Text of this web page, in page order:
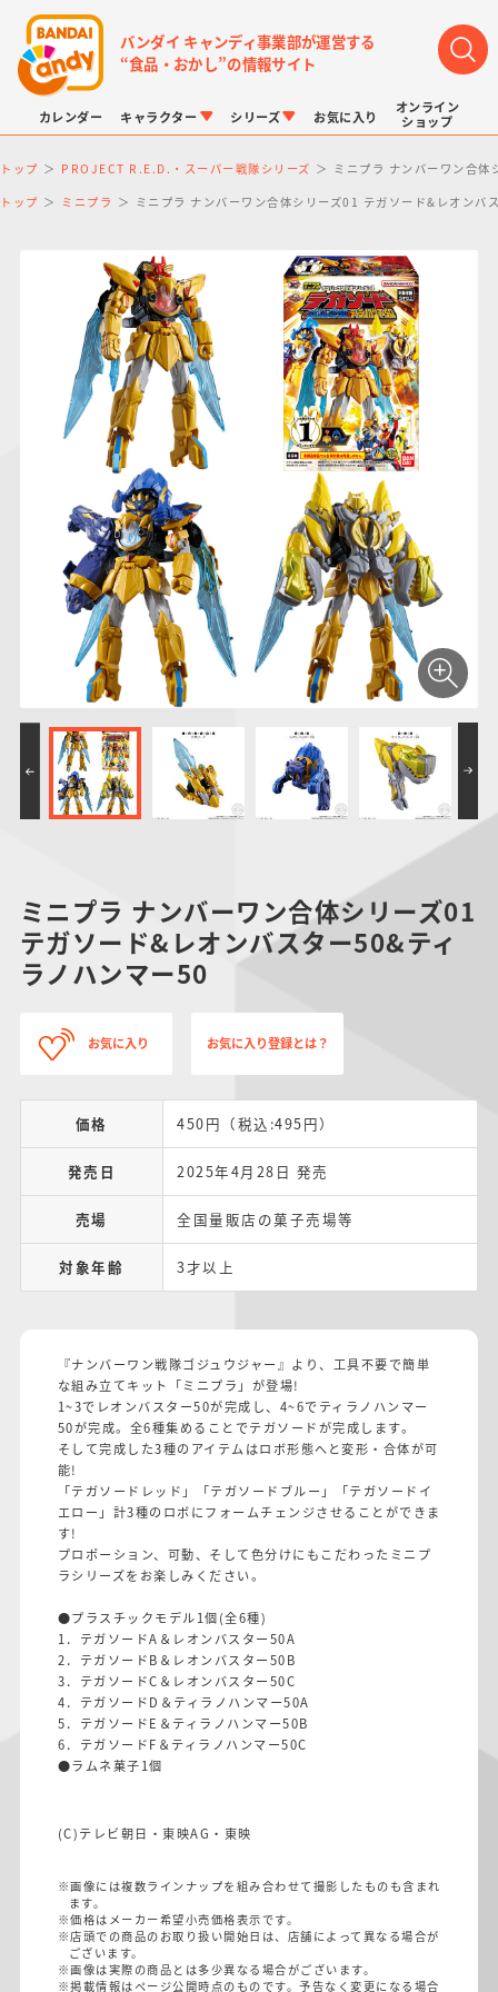
バンダイ キャンディ事業部が運営する
“食品・おかし”の情報サイト
カレンダー キャラクター
LINK TRAVELERS
仮面ライダーシリー
ズ
PROJECT R.E.D.・
スーパー戦隊シリー
ズ
プリキュアシリーズ
ガンダムシリーズ
ポケットモンスター
ドラゴンボール
アンパンマン
サンリオキャラクタ
ーズ
シリーズ
チョコボックス
キャラパキ
つりグミ
にふぉるめーしょん
＆スクエアシール
SMPシリーズ
ポケモンキッズ
ポケモンスケールワ
ールド
キャラデコ
お気に入り
オンライン
ショップ
トップ PROJECT R.E.D.・スーパー戦隊シリーズ ミニプラ ナンバーワン合
トップ ミニプラ ミニプラ ナンバーワン合体シリーズ01 テガソード&レオンバ
ミニプラ ナンバーワン合体シリーズ01
テガソード&レオンバスター50&ティ
ラノハンマー50
お気に入り お気に入り登録とは？
価格 450円（税込:495円）
発売日 2025年4月28日 発売
売場 全国量販店の菓子売場等
対象年齢 3才以上
『ナンバーワン戦隊ゴジュウジャー』より、工具不要で簡単
な組み立てキット「ミニプラ」が登場!
1~3でレオンバスター50が完成し、4~6でティラノハンマー
50が完成。全6種集めることでテガソードが完成します。
そして完成した3種のアイテムはロボ形態へと変形・合体が可
能!
「テガソードレッド」「テガソードブルー」「テガソードイ
エロー」計3種のロボにフォームチェンジさせることができま
す!
プロポーション、可動、そして色分けにもこだわったミニプ
ラシリーズをお楽しみください。
●プラスチックモデル1個(全6種)
1．テガソードA＆レオンバスター50A
2．テガソードB＆レオンバスター50B
3．テガソードC＆レオンバスター50C
4．テガソードD＆ティラノハンマー50A
5．テガソードE＆ティラノハンマー50B
6．テガソードF＆ティラノハンマー50C
●ラムネ菓子1個
(C)テレビ朝日・東映AG・東映
※画像には複数ラインナップを組み合わせて撮影したものも含まれ
ます。
※価格はメーカー希望小売価格表示です。
※店頭での商品のお取り扱い開始日は、店舗によって異なる場合が
ございます。
※画像は実際の商品とは多少異なる場合がございます。
※掲載情報はページ公開時点のものです。予告なく変更になる場合